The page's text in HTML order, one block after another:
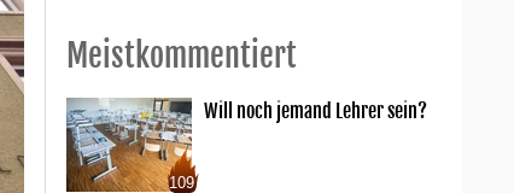
Meistkommentiert
109
Will noch jemand Lehrer sein?